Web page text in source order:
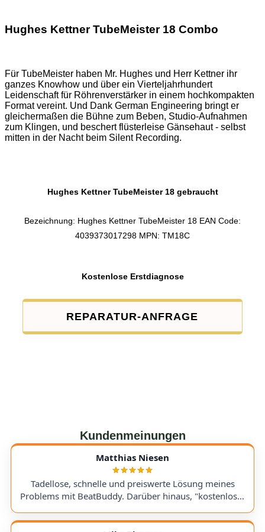
Hughes Kettner TubeMeister 18 Combo
Für TubeMeister haben Mr. Hughes und Herr Kettner ihr
ganzes Knowhow und über ein Vierteljahrhundert
Leidenschaft für Röhrenverstärker in einem hochkompakten
Format vereint. Und Dank German Engineering bringt er
gleichermaßen die Bühne zum Beben, Studio-Aufnahmen
zum Klingen, und beschert flüsterleise Gänsehaut - selbst
mitten in der Nacht beim Silent Recording.
Hughes Kettner TubeMeister 18 gebraucht
Bezeichnung: Hughes Kettner TubeMeister 18 EAN Code:
4039373017298 MPN: TM18C
Kostenlose Erstdiagnose
REPARATUR-ANFRAGE
Kundenmeinungen
Matthias Niesen
Tadellose, schnelle und preiswerte Lösung meines
Problems mit BeatBuddy. Darüber hinaus, "kostenloser
bringe. Kommunikation lief hervorragend und die